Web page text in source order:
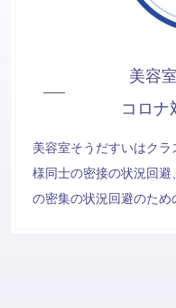
美容
コロナ
美容室そうだすいはク
様同士の密接の状況回
の密集の状況回避のため